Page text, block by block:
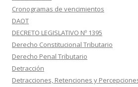
Cronogramas de vencimientos
DAOT
DECRETO LEGISLATIVO Nº 1395
Derecho Constitucional Tributario
Derecho Penal Tributario
Detracción
Detracciones, Retenciones y